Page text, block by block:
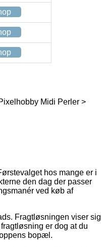
Midi Perler >
hos mange er i
den dag der passer
ved køb af
Fragtløsningen viser sig
er dog at du
bopæl.